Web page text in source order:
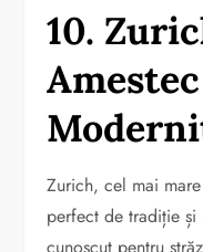
10.
Zurich, cel mai
perfect de tradiție și